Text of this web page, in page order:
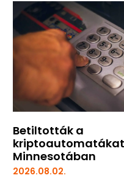
Betiltották a
kriptoautomatákat
Minnesotában
2026.08.02.